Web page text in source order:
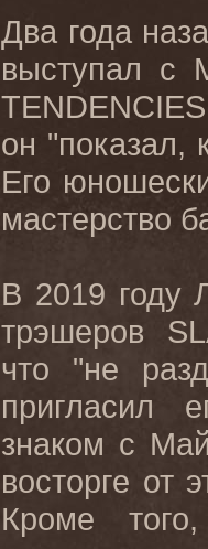
Два года
выступал с
TENDENCIES
он "показал,
Его
мастерство
В 2019 году
трэшеров
что "не
знаком с
восторге от
Кроме